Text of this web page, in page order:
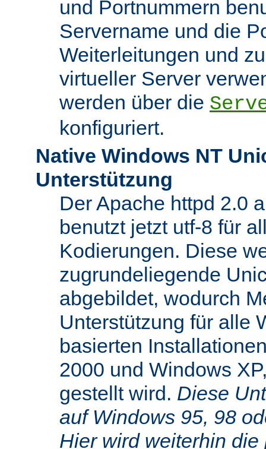
und Portnummern
Servername und die
Weiterleitungen und
virtueller Server
werden über die
konfiguriert.
Native Windows NT
Unterstützung
Der Apache httpd 2.0
benutzt jetzt utf-8 für
Kodierungen. Diese
zugrundeliegende
abgebildet, wodurch
Unterstützung für alle
basierten
2000 und Windows
gestellt wird. Diese
auf Windows 95, 98
Hier wird weiterhin